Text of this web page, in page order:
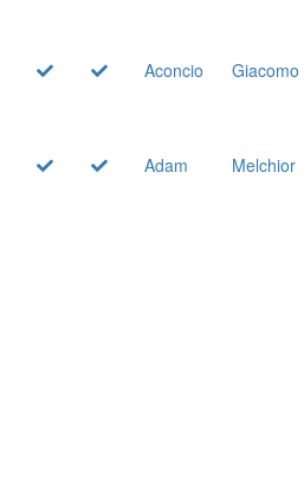
Aconcio Giacomo
Adam Melchior